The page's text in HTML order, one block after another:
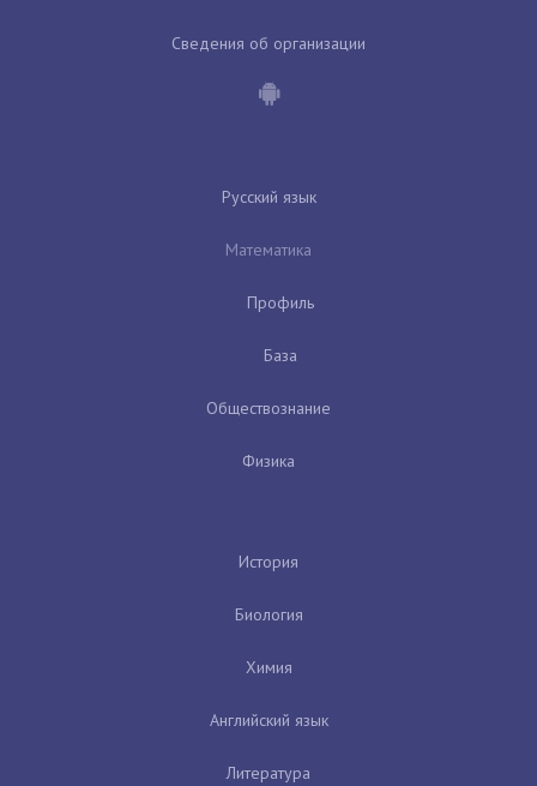
Сведения об организации
Русский язык
Математика
Профиль
База
Обществознание
Физика
История
Биология
Химия
Английский язык
Литература